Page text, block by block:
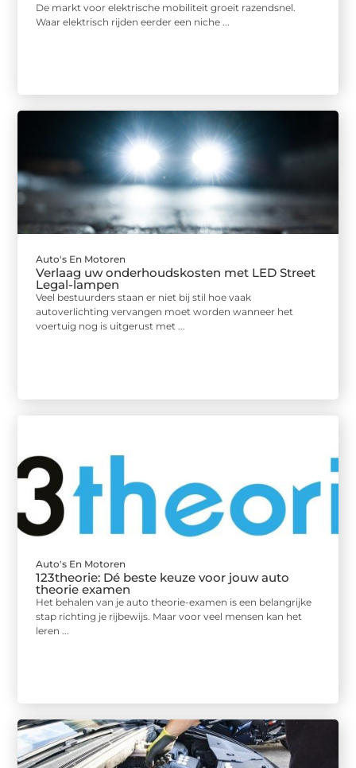
De markt voor elektrische mobiliteit groeit razendsnel.
Waar elektrisch rijden eerder een niche ...
Auto's En Motoren
Verlaag uw onderhoudskosten met LED Street
Legal-lampen
Veel bestuurders staan er niet bij stil hoe vaak
autoverlichting vervangen moet worden wanneer het
voertuig nog is uitgerust met ...
Auto's En Motoren
123theorie: Dé beste keuze voor jouw auto
theorie examen
Het behalen van je auto theorie-examen is een belangrijke
stap richting je rijbewijs. Maar voor veel mensen kan het
leren ...